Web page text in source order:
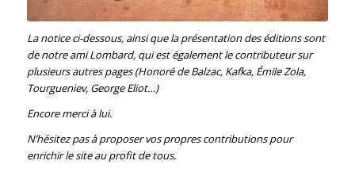
La notice ci-dessous, ainsi que la présentation des éditions sont
de notre ami Lombard, qui est également le contributeur sur
plusieurs autres pages (Honoré de Balzac, Kafka, Émile Zola,
Tourgueniev, George Eliot…)
Encore merci à lui.
N’hésitez pas à proposer vos propres contributions pour
enrichir le site au profit de tous.